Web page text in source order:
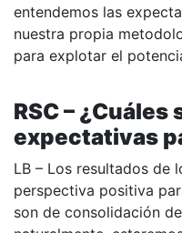
entendemos las
nuestra propia
para explotar el
RSC – ¿Cuáles
expectativas
LB – Los resultados de
perspectiva positiva
son de consolidación